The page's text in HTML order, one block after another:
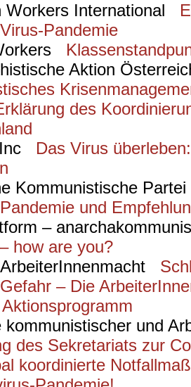
Workers International
Pandemie
Aktion
des
Das Virus
Kommunistische
und
–
how are you?
– Die
kommunistischer und
des Sekretariats zur
koordinierte